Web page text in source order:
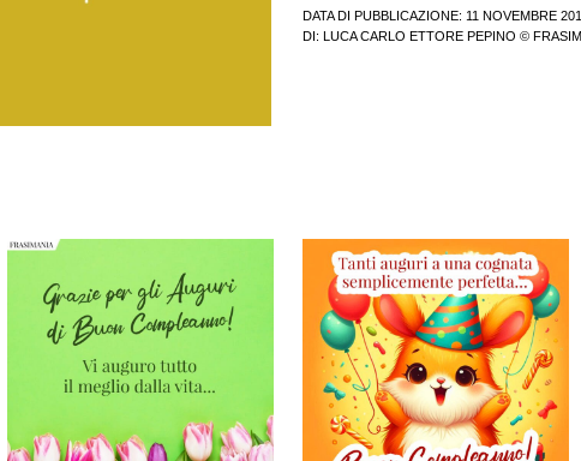
DATA DI PUBBLICAZIONE: 11 NOVEMBRE
DI:
LUCA CARLO ETTORE PEPINO ©